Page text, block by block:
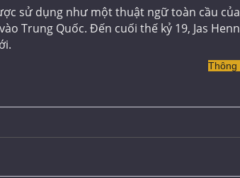
sử dụng như một thuật ngữ toàn cầu
Trung Quốc. Đến cuối thế kỷ 19, Jas
Thông